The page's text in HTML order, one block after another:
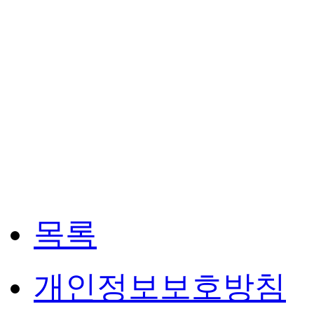
목록
개인정보보호방침